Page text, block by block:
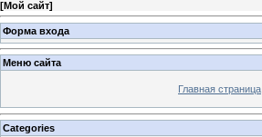
[Мой сайт]
Форма входа
Меню сайта
Главная страница
Categories